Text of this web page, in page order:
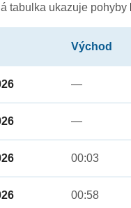
tabulka ukazuje pohyby
Východ
—
—
00:03
00:58